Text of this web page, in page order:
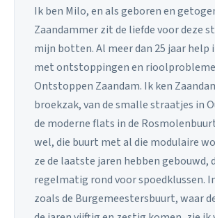
Ik ben Milo, en als geboren en
Zaandammer zit de liefde voor deze
mijn botten. Al meer dan 25 jaar help
met ontstoppingen en
Ontstoppen Zaandam. Ik ken
broekzak, van de smalle straatjes in
de moderne flats in de
wel, die buurt met al die modulaire
ze de laatste jaren hebben gebouwd,
regelmatig rond voor spoedklussen.
zoals de Burgemeestersbuurt, waar